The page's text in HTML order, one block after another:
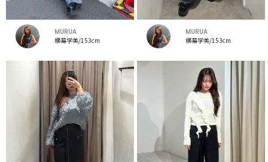
MURUA
横幕学美/153cm
MURUA
横幕学美/153cm